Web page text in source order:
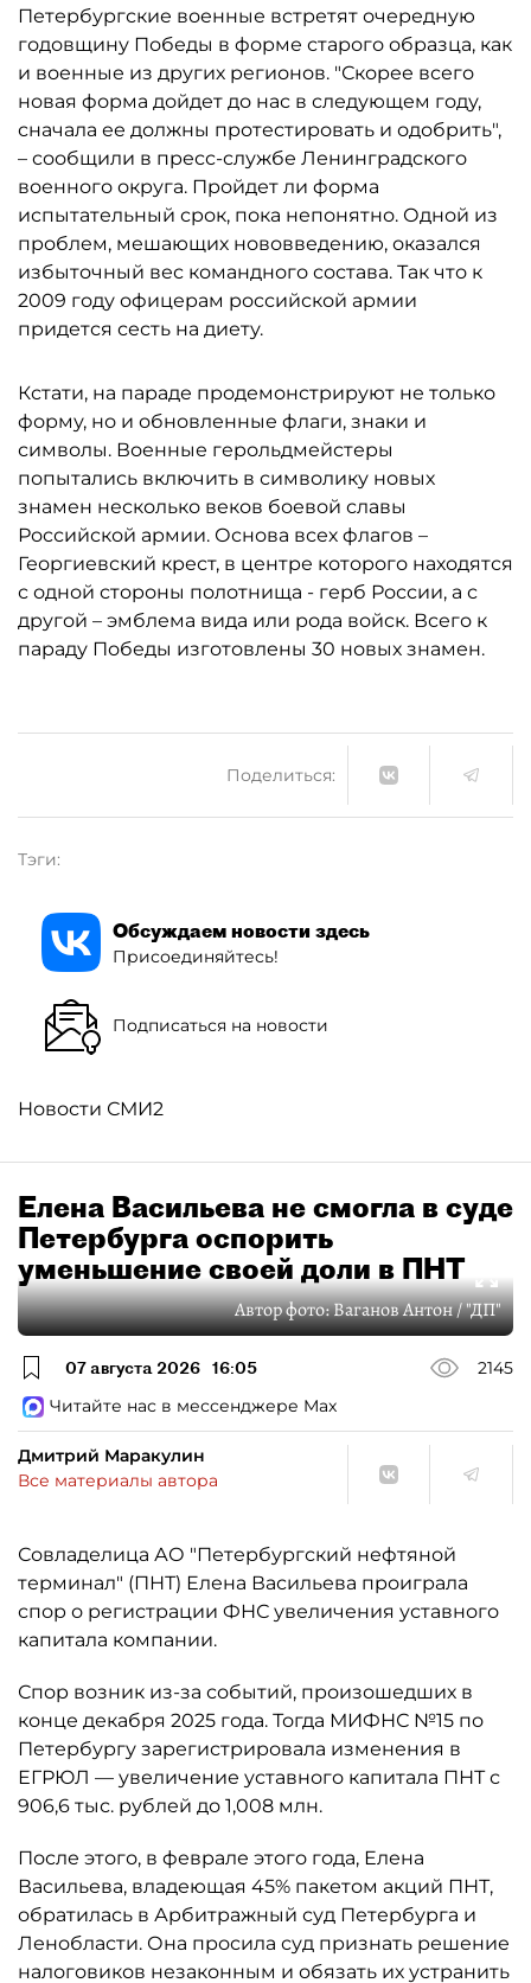
Петербургские военные встретят очередную
годовщину Победы в форме старого образца, как
и военные из других регионов. "Скорее всего
новая форма дойдет до нас в следующем году,
сначала ее должны протестировать и одобрить",
– сообщили в пресс-службе Ленинградского
военного округа. Пройдет ли форма
испытательный срок, пока непонятно. Одной из
проблем, мешающих нововведению, оказался
избыточный вес командного состава. Так что к
2009 году офицерам российской армии
придется сесть на диету.
Кстати, на параде продемонстрируют не только
форму, но и обновленные флаги, знаки и
символы. Военные герольдмейстеры
попытались включить в символику новых
знамен несколько веков боевой славы
Российской армии. Основа всех флагов –
Георгиевский крест, в центре которого находятся
с одной стороны полотнища - герб России, а с
другой – эмблема вида или рода войск. Всего к
параду Победы изготовлены 30 новых знамен.
Поделиться:
Тэги:
Обсуждаем новости здесь
Присоединяйтесь!
Подписаться на новости
Новости СМИ2
Елена Васильева не смогла в суде
Петербурга оспорить
уменьшение своей доли в ПНТ
Автор фото:Ваганов Антон / "ДП"
07 августа 2026 16:05
2145
Читайте нас в мессенджере Max
Дмитрий Маракулин
Все материалы автора
Совладелица АО "Петербургский нефтяной
терминал" (ПНТ) Елена Васильева проиграла
спор о регистрации ФНС увеличения уставного
капитала компании.
Спор возник из-за событий, произошедших в
конце декабря 2025 года. Тогда МИФНС №15 по
Петербургу зарегистрировала изменения в
ЕГРЮЛ — увеличение уставного капитала ПНТ с
906,6 тыс. рублей до 1,008 млн.
После этого, в феврале этого года, Елена
Васильева, владеющая 45% пакетом акций ПНТ,
обратилась в Арбитражный суд Петербурга и
Ленобласти. Она просила суд признать решение
налоговиков незаконным и обязать их устранить